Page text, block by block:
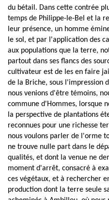
du bétail. Dans cette contrée
temps de Philippe-le-Bel et la
leur présence, un homme
le sol, et par l'application des
aux populations que la terre,
partout dans ses flancs des
cultivateur est de les en faire
de la Briche, sous l'impression
nous venions d'être témoins,
commune d'Hommes, lorsque
la perspective de plantations
reconnues pour une richesse
nous voulons parler de l'orme
ne trouve nulle part dans le
qualités, et dont la venue ne
moment d'arrêt, consacré à
ces végétaux, et à rechercher
production dont la terre seule